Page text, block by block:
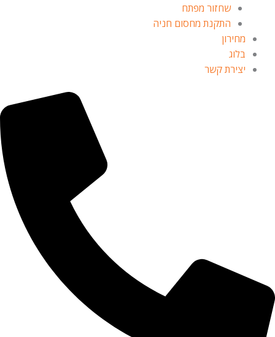
שחזור מפתח
התקנת מחסום חניה
מחירון
בלוג
יצירת קשר